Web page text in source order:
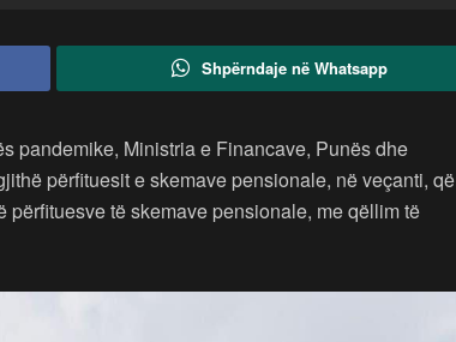
Shpërndaje në Whatsapp
pandemike, Ministria e Financave, Punës dhe
përfituesit e skemave pensionale, në veçanti, që
të skemave pensionale, me qëllim të